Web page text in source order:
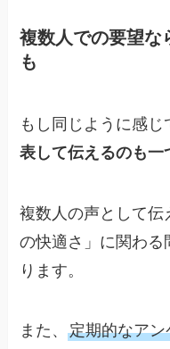
複数人での要望な
も
もし同じように感
表して伝えるのも一
複数人の声として
の快適さ」に関わる
ります。
また、定期的なア